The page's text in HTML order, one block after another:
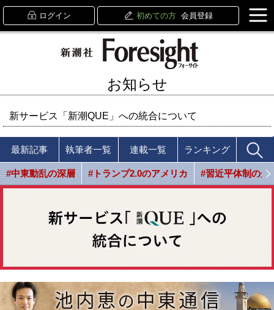
ログイン 初めての方 会員登録
お知らせ
新サービス「新潮QUE」への統合について
最新記事 執筆者一覧 連載一覧 ランキング
#中東動乱の深層 #トランプ2.0のアメリカ #習近平体制の光